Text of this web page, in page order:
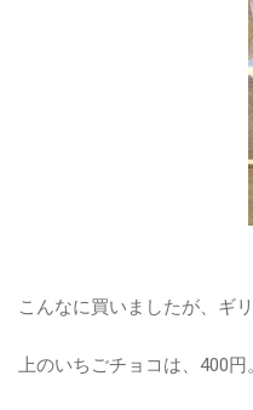
こんなに買いましたが、ギ
上のいちごチョコは、400円。